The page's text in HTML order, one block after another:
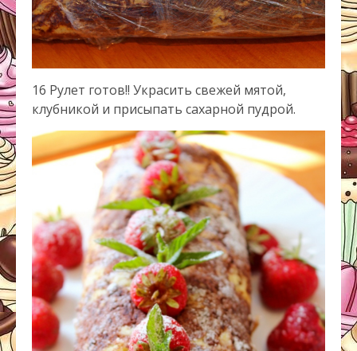
16 Рулет готов!! Украсить свежей мятой,
клубникой и присыпать сахарной пудрой.